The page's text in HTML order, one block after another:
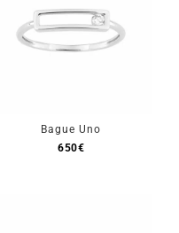
Bague Uno
650€